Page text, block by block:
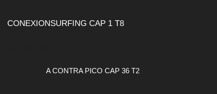
CONEXIONSURFING CAP 1 T8
A CONTRA PICO CAP 36 T2